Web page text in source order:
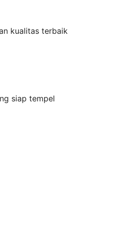
kualitas terbaik
siap tempel